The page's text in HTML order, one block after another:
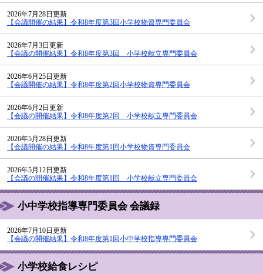
2026年7月28日更新
【会議開催の結果】令和8年度第3回小学校物資専門委員会
2026年7月3日更新
【会議の開催結果】令和8年度第3回 小学校献立専門委員会
2026年6月25日更新
【会議開催の結果】令和8年度第2回小学校物資専門委員会
2026年6月2日更新
【会議の開催結果】令和8年度第2回 小学校献立専門委員会
2026年5月28日更新
【会議開催の結果】令和8年度第1回小学校物資専門委員会
2026年5月12日更新
【会議の開催結果】令和8年度第1回 小学校献立専門委員会
小中学校指導専門委員会 会議録
2026年7月10日更新
【会議の開催結果】令和8年度第1回小中学校指導専門委員会
小学校給食レシピ